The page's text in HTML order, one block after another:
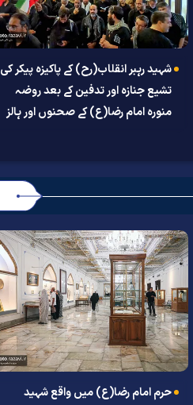
شہید رہبر انقلاب(رح) کے پاکیزہ پیکر کی
تشیع جنازہ اور تدفین کے بعد روضہ
منورہ امام رضا(ع) کے صحنوں اور ہالز
حرم امام رضا(ع) میں واقع شہید